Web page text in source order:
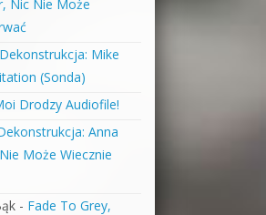
Nic Nie Może
Dekonstrukcja: Mike
(Sonda)
Drodzy Audiofile!
Anna
Może Wiecznie
- Fade To Grey,